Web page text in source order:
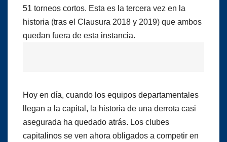
51 torneos cortos. Esta es la tercera vez en la
historia (tras el Clausura 2018 y 2019) que ambos
quedan fuera de esta instancia.
Hoy en día, cuando los equipos departamentales
llegan a la capital, la historia de una derrota casi
asegurada ha quedado atrás. Los clubes
capitalinos se ven ahora obligados a competir en